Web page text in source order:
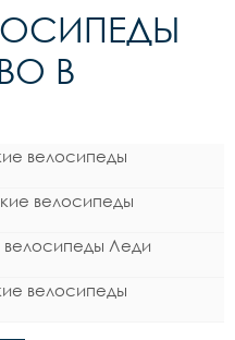
В
велосипеды
велосипеды
Леди
велосипеды